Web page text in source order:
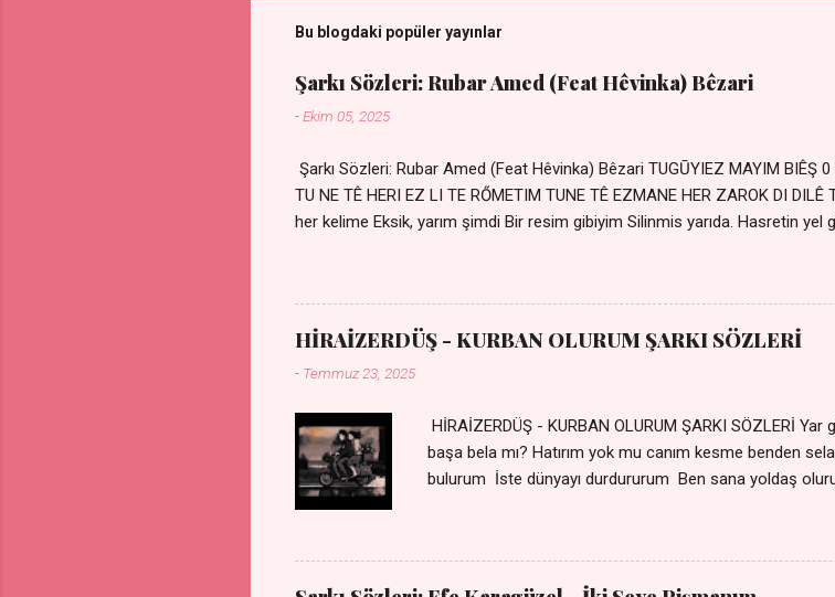
Bu blogdaki popüler yayınlar
Şarkı Sözleri: Rubar Amed (Feat Hêvinka) Bêzari
-Ekim 05, 2025
Şarkı Sözleri: Rubar Amed (Feat Hêvinka) Bêzari TUGŪYIEZ MAYIM BIÊŞ 0
TU NE TÊ HERI EZ LI TE RŐMETIM TUNE TÊ EZMANE HER ZAROK DI
her kelime Eksik, yarım şimdi Bir resim gibiyim Silinmis yarıda. Hasretin yel
durmuyor Tu yi bihare min Ez ji payizim Li dile şevên min Teng e nefes
Uykusuz geceler Sensiz her sabahım Sessiz ve kederli
HİRAİZERDÜŞ - KURBAN OLURUM ŞARKI SÖZLERİ
- Temmuz 23, 2025
HİRAİZERDÜŞ - KURBAN OLURUM ŞARKI SÖZLERİ
başa bela mı? Hatırım yok mu canım kesme benden
bulurum İste dünyayı durdururum Ben sana yoldaş
olurum Can canım cananım Yar gözlerin kara mı? Şu
sevdiğin almış Sen de bana varman mı? - Sen üzülme
durdururum Ben sana yoldaş olurum kurban olurum.. -